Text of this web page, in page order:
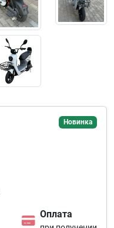
Новинка
Оплата